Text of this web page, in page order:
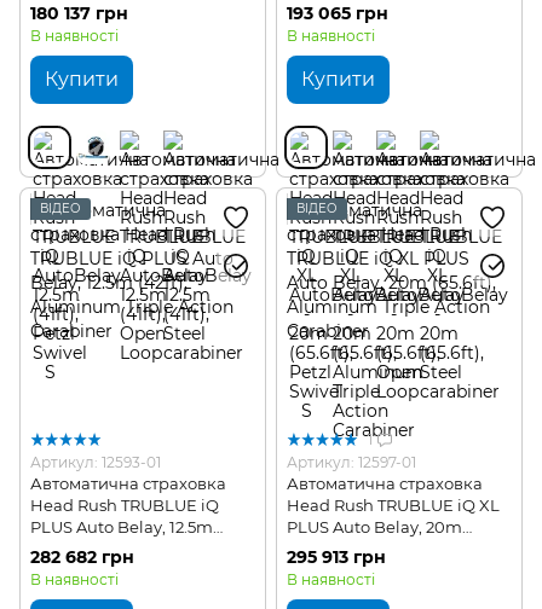
180 137 грн
В наявності
Купити
193 065 грн
В наявності
Купити
ВІДЕО
Артикул: 12593-01
Автоматична страховка
Head Rush TRUBLUE iQ
PLUS Auto Belay, 12.5m
(42ft)
282 682 грн
В наявності
ВІДЕО
1
Артикул: 12597-01
Автоматична страховка
Head Rush TRUBLUE iQ XL
PLUS Auto Belay, 20m
(65.6ft)
295 913 грн
В наявності